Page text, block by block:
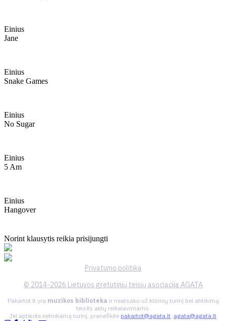
Einius
Jane
Einius
Snake Games
Einius
No Sugar
Einius
5 Am
Einius
Hangover
Norint klausytis reikia prisijungti
Privatumo politika
© 2014-2026 Lietuvos gretutinių teisių asociacija AGATA
Pakartot.lt yra muzikos biblioteka ir neatsako už kūrinių turinį bei atitikimą
teisės aktų reikalavimams.
Jei aptikote netinkamą turinį, praneškite pakartot@agata.lt, agata@agata.lt